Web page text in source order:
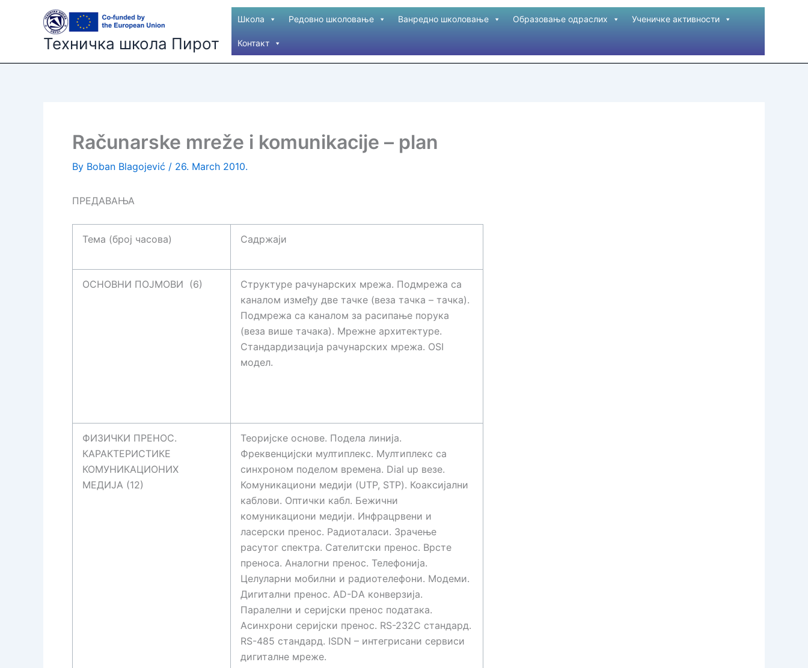
Техничка школа Пирот
Школа Редовно школовање Ванредно школовање Образовање одраслих Ученичке активности
Контакт
Računarske mreže i komunikacije – plan
By Boban Blagojević / 26. March 2010.
ПРЕДАВАЊА
Тема (број часова) Садржаји
ОСНОВНИ ПОЈМОВИ (6)
Структуре рачунарских мрежа. Подмрежа са
каналом између две тачке (веза тачка – тачка).
Подмрежа са каналом за расипање порука
(веза више тачака). Мрежне архитектуре.
Стандардизација рачунарских мрежа. OSI
модел.
ФИЗИЧКИ ПРЕНОС.
КАРАКТЕРИСТИКЕ
КОМУНИКАЦИОНИХ
МЕДИЈА (12)
Теоријске основе. Подела линија.
Фреквенцијски мултиплекс. Мултиплекс са
синхроном поделом времена. Dial up везе.
Комуникациони медији (UTP, STP). Коаксијални
каблови. Оптички кабл. Бежични
комуникациони медији. Инфрацрвени и
ласерски пренос. Радиоталаси. Зрачење
расутог спектра. Сателитски пренос. Врсте
преноса. Аналогни пренос. Телефонија.
Целуларни мобилни и радиотелефони. Модеми.
Дигитални пренос. АD-DА конверзија.
Паралелни и серијски пренос података.
Асинхрони серијски пренос. RS-232C стандард.
RS-485 стандард. ISDN – интегрисани сервиси
дигиталне мреже.